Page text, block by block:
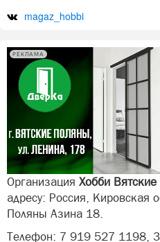
magaz_hobbi
РЕКЛАМА
Организация Хобби
адресу: Россия, Кировская
Поляны Азина 18.
Телефон: 7 919 527 1198,